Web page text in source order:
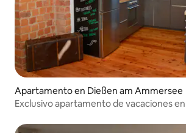
Apartamento en Dießen am Ammersee
Exclusivo apartamento de vacaciones